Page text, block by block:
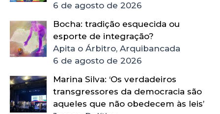
6 de agosto de 2026
Bocha: tradição esquecida ou
esporte de integração?
Apita o Árbitro, Arquibancada
6 de agosto de 2026
Marina Silva: ‘Os verdadeiros
transgressores da democracia são
aqueles que não obedecem às leis’